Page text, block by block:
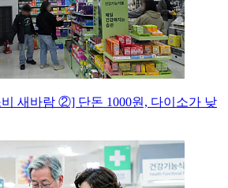
새바람 ②] 단돈 1000원, 다이소가 낮